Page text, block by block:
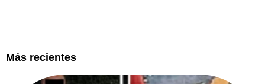
Más recientes